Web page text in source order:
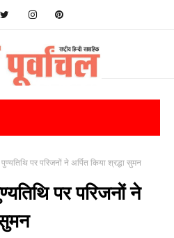
पर परिजनों ने अर्पित किया श्रद्धा सुमन
पर परिजनों ने